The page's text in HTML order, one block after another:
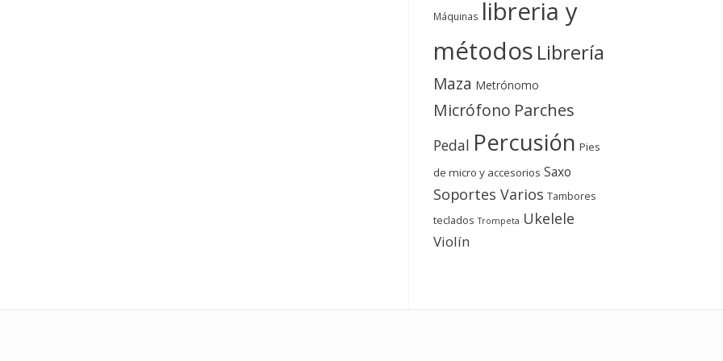
Máquinas libreria y
métodos Librería
Maza Metrónomo
Micrófono Parches
Pedal Percusión Pies
de micro y accesorios Saxo
Soportes Varios Tambores
teclados Trompeta Ukelele
Violín